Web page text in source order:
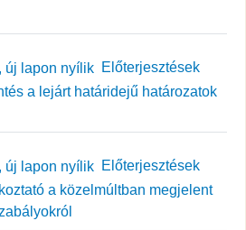
Előterjesztések
a lejárt határidejű határozatok
Előterjesztések
a közelmúltban megjelent